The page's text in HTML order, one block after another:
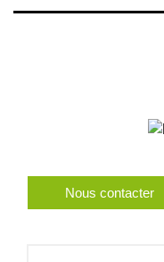
Nous contacter